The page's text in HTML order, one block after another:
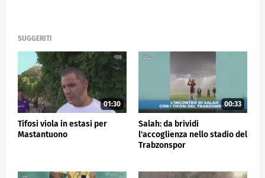
SUGGERITI
01:30
Tifosi viola in estasi per
Mastantuono
00:33
Salah: da brividi
l'accoglienza nello stadio del
Trabzonspor